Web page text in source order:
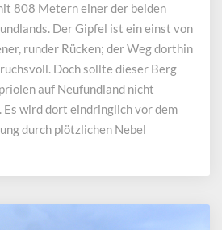
808 Metern einer der beiden
Der Gipfel ist ein einst von
runder Rücken; der Weg dorthin
Doch sollte dieser Berg
auf Neufundland nicht
wird dort eindringlich vor dem
durch plötzlichen Nebel